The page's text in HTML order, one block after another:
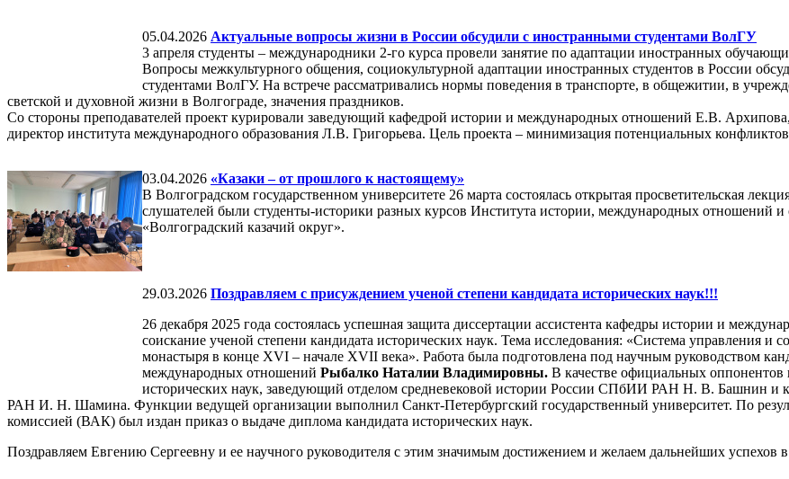
05.04.2026 Актуальные вопросы жизни в России обсудили с иностранными студентами ВолГУ
3 апреля студенты – международники 2-го курса провели занятие по адаптации иностранных
Вопросы межкультурного общения, социокультурной адаптации иностранных студентов в России
студентами ВолГУ. На встрече рассматривались нормы поведения в транспорте, в общежитии, в
светской и духовной жизни в Волгограде, значения праздников.
Со стороны преподавателей проект курировали заведующий кафедрой истории и международных отношений Е.В.
директор института международного образования Л.В. Григорьева. Цель проекта – минимизация потенциальных
03.04.2026 «Казаки – от прошлого к настоящему»
В Волгоградском государственном университете 26 марта состоялась открытая просветительская
слушателей были студенты-историки разных курсов Института истории, международных отношений и
«Волгоградский казачий округ».
29.03.2026 Поздравляем с присуждением ученой степени кандидата исторических наук!!!
26 декабря 2025 года состоялась успешная защита диссертации ассистента кафедры истории и
соискание ученой степени кандидата исторических наук. Тема исследования: «Система управления и
монастыря в конце XVI – начале XVII века». Работа была подготовлена под научным руководством
международных отношений Рыбалко Наталии Владимировны. В качестве официальных
исторических наук, заведующий отделом средневековой истории России СПбИИ РАН Н. В. Башнин и
РАН И. Н. Шамина. Функции ведущей организации выполнил Санкт-Петербургский государственный университет. По
комиссией (ВАК) был издан приказ о выдаче диплома кандидата исторических наук.
Поздравляем Евгению Сергеевну и ее научного руководителя с этим значимым достижением и желаем дальнейших успехов в